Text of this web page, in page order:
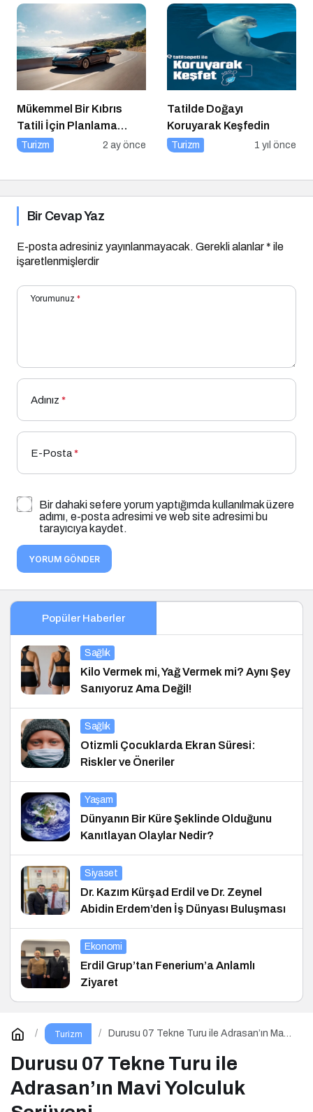
Mükemmel Bir Kıbrıs
Tatili İçin Planlama
İpuçları
Turizm 2 ay önce
Tatilde Doğayı
Koruyarak Keşfedin
Turizm 1 yıl önce
Bir Cevap Yaz
E-posta adresiniz yayınlanmayacak. Gerekli alanlar* ile
işaretlenmişlerdir
Yorumunuz *
Adınız *
E-Posta*
Bir dahaki sefere yorum yaptığımda kullanılmak üzere
adımı, e-posta adresimi ve web site adresimi bu
tarayıcıya kaydet.
YORUM GÖNDER
Popüler Haberler
Sağlık
Kilo Vermek mi, Yağ Vermek mi? Aynı Şey
Sanıyoruz Ama Değil!
Sağlık
Otizmli Çocuklarda Ekran Süresi:
Riskler ve Öneriler
Yaşam
Dünyanın Bir Küre Şeklinde Olduğunu
Kanıtlayan Olaylar Nedir?
Siyaset
Dr. Kazım Kürşad Erdil ve Dr. Zeynel
Abidin Erdem’den İş Dünyası Buluşması
Ekonomi
Erdil Grup’tan Fenerium’a Anlamlı
Ziyaret
Turizm
Durusu 07 Tekne Turu ile Adrasan’ın Mavi
Durusu 07 Tekne Turu ile
Adrasan’ın Mavi Yolculuk